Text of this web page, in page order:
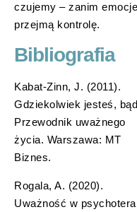
czujemy – zanim emocje
przejmą kontrolę.
Bibliografia
Kabat-Zinn, J. (2011).
Gdziekolwiek jesteś,
Przewodnik uważnego
życia. Warszawa: MT
Biznes.
Rogala, A. (2020).
Uważność w